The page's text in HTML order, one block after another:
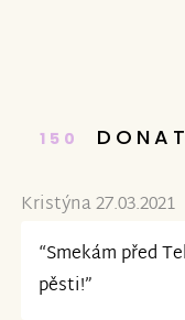
150
Kristýna 27.03.2021
“Smekám před
pěsti!”